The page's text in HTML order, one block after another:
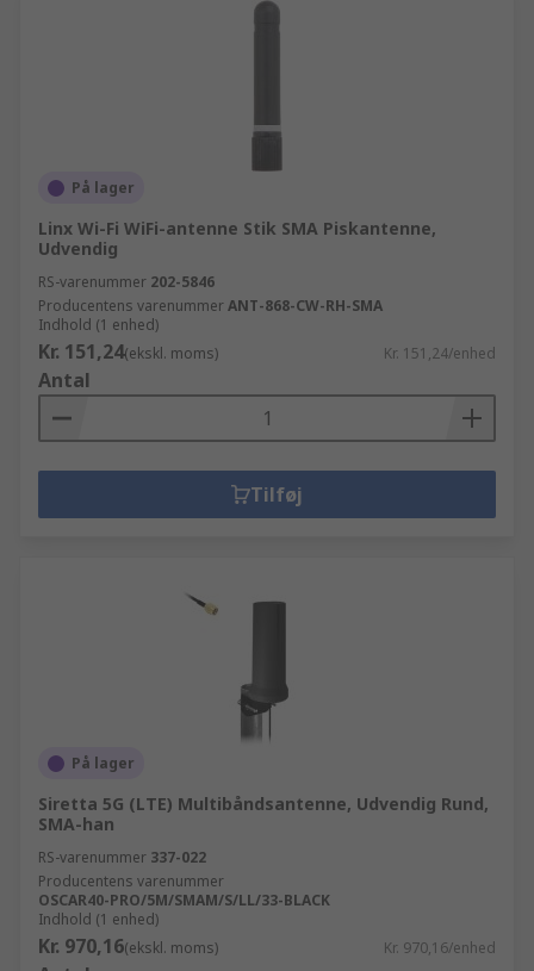
På lager
Linx Wi-Fi WiFi-antenne Stik SMA Piskantenne,
Udvendig
RS-varenummer 202-5846
Producentens varenummerANT-868-CW-RH-SMA
Indhold (1 enhed)
Kr. 151,24(ekskl. moms) Kr. 151,24/enhed
Antal
Tilføj
På lager
Siretta 5G (LTE) Multibåndsantenne, Udvendig Rund,
SMA-han
RS-varenummer 337-022
Producentens varenummer
OSCAR40-PRO/5M/SMAM/S/LL/33-BLACK
Indhold (1 enhed)
Kr. 970,16(ekskl. moms) Kr. 970,16/enhed